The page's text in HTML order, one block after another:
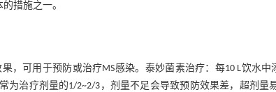
措施之一。
，可用于预防或治疗MS感染。泰妙菌素治疗：每10 L饮水中
为治疗剂量的1/2~2/3，剂量不足会导致预防效果差，超剂量